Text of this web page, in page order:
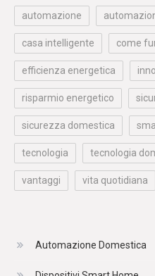
automazione
casa intelligente come
efficienza energetica
risparmio energetico
sicurezza domestica
tecnologia tecnologia
vantaggi vita quotidiana
Automazione Domestica